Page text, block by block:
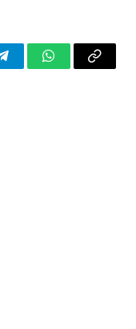
TelegramWhatsApp
Copy